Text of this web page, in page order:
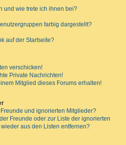
und wie trete ich ihnen bei?
farbig dargestellt?
auf der Startseite?
verschicken!
Private Nachrichten!
Mitglied dieses Forums erhalten!
und ignorierten Mitglieder?
Freunde oder zur Liste der ignorierten
aus den Listen entfernen?